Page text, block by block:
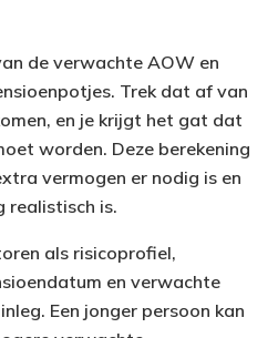
de verwachte AOW en
Trek dat af van
en je krijgt het gat dat
worden. Deze berekening
vermogen er nodig is en
realistisch is.
als risicoprofiel,
en verwachte
Een jonger persoon kan